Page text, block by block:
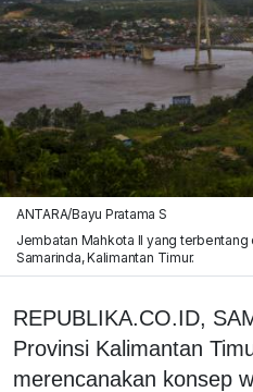
ANTARA/Bayu Pratama S
Jembatan Mahkota II yang terbentang
Samarinda, Kalimantan Timur.
REPUBLIKA.CO.ID,
Provinsi Kalimantan
merencanakan konsep